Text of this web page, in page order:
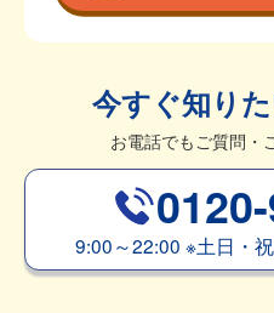
今すぐ知り
お電話でもご質問・
9:00～22:00 ※土日・